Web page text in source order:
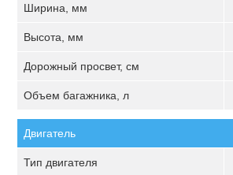
Ширина, мм
Высота, мм
Дорожный просвет, см
Объем багажника, л
Двигатель
Тип двигателя